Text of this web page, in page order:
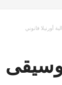
أورنيلا فانوني